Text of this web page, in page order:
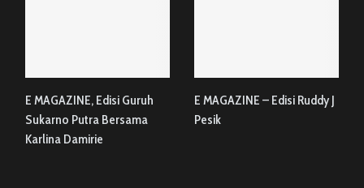
E MAGAZINE, Edisi Guruh
Sukarno Putra Bersama
Karlina Damirie
E MAGAZINE – Edisi Ruddy J
Pesik